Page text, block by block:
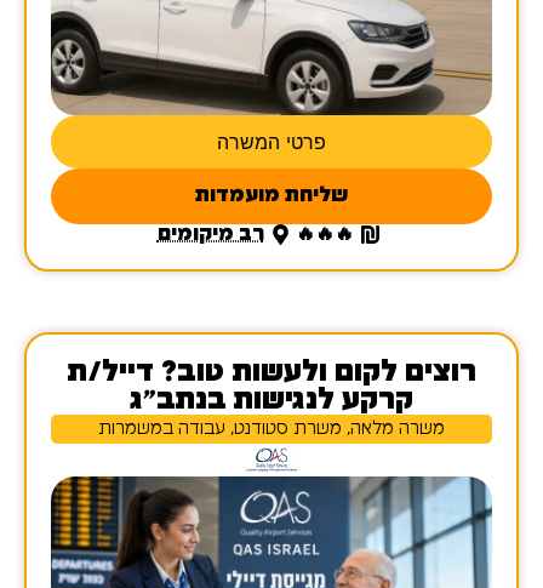
פרטי המשרה
שליחת מועמדות
🔥🔥🔥
רב מיקומים
רוצים לקום ולעשות טוב? דייל/ת
קרקע לנגישות בנתב"ג
משרה מלאה, משרת סטודנט, עבודה במשמרות